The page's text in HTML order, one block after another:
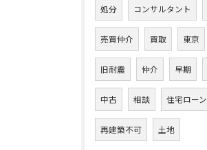
処分 コンサルタント
売買仲介 買取 東京
旧耐震 仲介 早期
中古 相談 住宅ローン
再建築不可 土地